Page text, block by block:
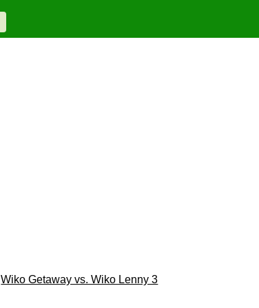
Wiko Getaway vs. Wiko Lenny 3